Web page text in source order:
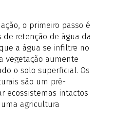
o primeiro passo é
retenção de água da
a água se infiltre no
vegetação aumente
o solo superficial. Os
são um pré-
ecossistemas intactos
agricultura